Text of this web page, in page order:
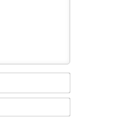
Name*
Email*